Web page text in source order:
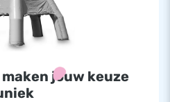
jouw keuze